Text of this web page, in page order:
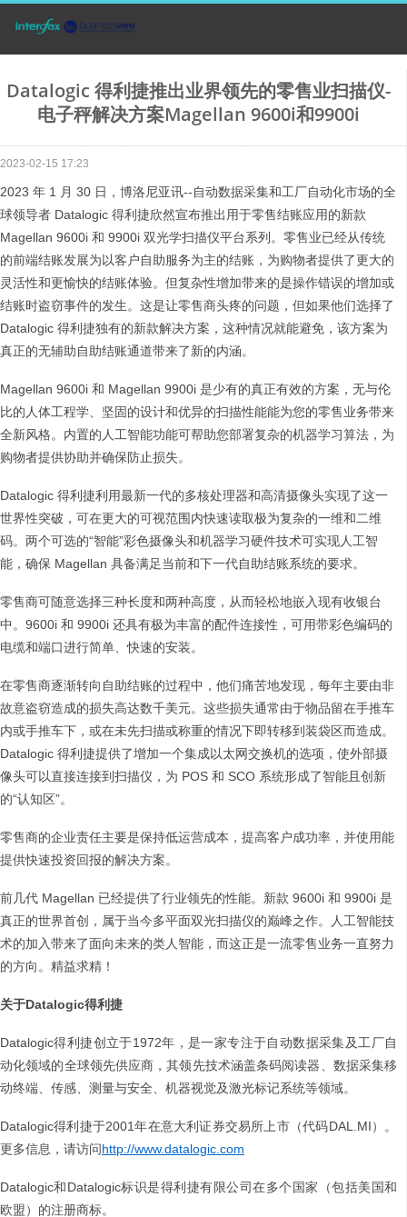
Datalogic 得利捷推出业界领先的零售业扫描仪-
电子秤解决方案Magellan 9600i和9900i
2023-02-15 17:23
2023 年 1 月 30 日，博洛尼亚讯--自动数据采集和工厂自动化市场的全
球领导者 Datalogic 得利捷欣然宣布推出用于零售结账应用的新款
Magellan 9600i 和 9900i 双光学扫描仪平台系列。零售业已经从传统
的前端结账发展为以客户自助服务为主的结账，为购物者提供了更大的
灵活性和更愉快的结账体验。但复杂性增加带来的是操作错误的增加或
结账时盗窃事件的发生。这是让零售商头疼的问题，但如果他们选择了
Datalogic 得利捷独有的新款解决方案，这种情况就能避免，该方案为
真正的无辅助自助结账通道带来了新的内涵。
Magellan 9600i 和 Magellan 9900i 是少有的真正有效的方案，无与伦
比的人体工程学、坚固的设计和优异的扫描性能能为您的零售业务带来
全新风格。内置的人工智能功能可帮助您部署复杂的机器学习算法，为
购物者提供协助并确保防止损失。
Datalogic 得利捷利用最新一代的多核处理器和高清摄像头实现了这一
世界性突破，可在更大的可视范围内快速读取极为复杂的一维和二维
码。两个可选的“智能”彩色摄像头和机器学习硬件技术可实现人工智
能，确保 Magellan 具备满足当前和下一代自助结账系统的要求。
零售商可随意选择三种长度和两种高度，从而轻松地嵌入现有收银台
中。9600i 和 9900i 还具有极为丰富的配件连接性，可用带彩色编码的
电缆和端口进行简单、快速的安装。
在零售商逐渐转向自助结账的过程中，他们痛苦地发现，每年主要由非
故意盗窃造成的损失高达数千美元。这些损失通常由于物品留在手推车
内或手推车下，或在未先扫描或称重的情况下即转移到装袋区而造成。
Datalogic 得利捷提供了增加一个集成以太网交换机的选项，使外部摄
像头可以直接连接到扫描仪，为 POS 和 SCO 系统形成了智能且创新
的“认知区”。
零售商的企业责任主要是保持低运营成本，提高客户成功率，并使用能
提供快速投资回报的解决方案。
前几代 Magellan 已经提供了行业领先的性能。新款 9600i 和 9900i 是
真正的世界首创，属于当今多平面双光扫描仪的巅峰之作。人工智能技
术的加入带来了面向未来的类人智能，而这正是一流零售业务一直努力
的方向。精益求精！
关于Datalogic得利捷
Datalogic得利捷创立于1972年，是一家专注于自动数据采集及工厂自
动化领域的全球领先供应商，其领先技术涵盖条码阅读器、数据采集移
动终端、传感、测量与安全、机器视觉及激光标记系统等领域。
Datalogic得利捷于2001年在意大利证券交易所上市（代码DAL.MI）。
更多信息，请访问http://www.datalogic.com
Datalogic和Datalogic标识是得利捷有限公司在多个国家（包括美国和
欧盟）的注册商标。